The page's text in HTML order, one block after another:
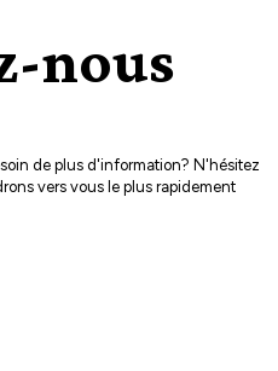
nous
de plus d'information? N'hésitez
vers vous le plus rapidement